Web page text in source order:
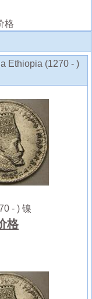
格
Ethiopia (1270 - )
- ) 镍
格